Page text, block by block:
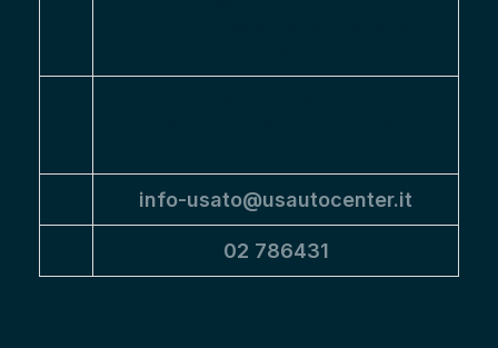
info-usato@usautocenter.it
02 786431